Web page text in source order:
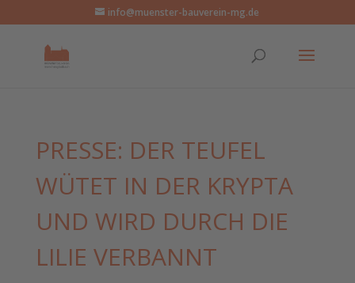
info@muenster-bauverein-mg.de
PRESSE: DER TEUFEL
WÜTET IN DER KRYPTA
UND WIRD DURCH DIE
LILIE VERBANNT